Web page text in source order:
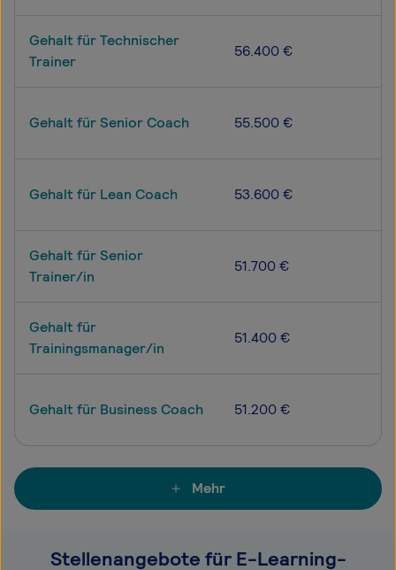
Gehalt für Technischer
Trainer
56.400 €
Gehalt für Senior Coach 55.500 €
Gehalt für Lean Coach 53.600 €
Gehalt für Senior
Trainer/in
51.700 €
Gehalt für
Trainingsmanager/in
51.400 €
Gehalt für Business Coach 51.200 €
Mehr
Stellenangebote für E-Learning-